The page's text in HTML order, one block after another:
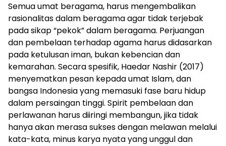
Semua umat beragama, harus mengembalikan
rasionalitas dalam beragama agar tidak terjebak
pada sikap “pekok” dalam beragama. Perjuangan
dan pembelaan terhadap agama harus didasarkan
pada ketulusan iman, bukan kebencian dan
kemarahan. Secara spesifik, Haedar Nashir (2017)
menyematkan pesan kepada umat Islam, dan
bangsa Indonesia yang memasuki fase baru hidup
dalam persaingan tinggi. Spirit pembelaan dan
perlawanan harus diiringi membangun, jika tidak
hanya akan merasa sukses dengan melawan melalui
kata-kata, minus karya nyata yang unggul dan